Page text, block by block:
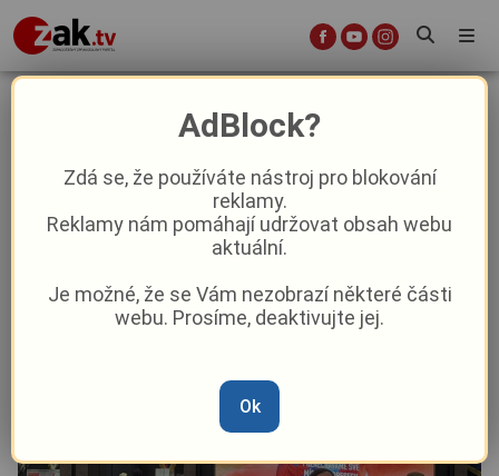
Záchranáři, hasiči, policisté.
Plzeňští fotbalisté odehrají zápas
se jmenovkami legend
Sport Aktuálně
Marie Osvaldová –15. 9. 2025|13:15
AdBlock?
Zdá se, že používáte nástroj pro blokování
reklamy.
Reklamy nám pomáhají udržovat obsah webu
aktuální.
Je možné, že se Vám nezobrazí některé části
webu. Prosíme, deaktivujte jej.
Ok